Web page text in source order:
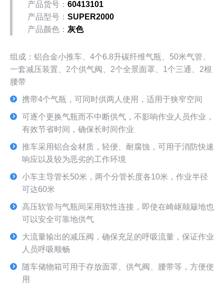
产品货号： 60413101
产品型号： SUPER2000
产品颜色： 灰色
组成：铝合金小推车、4个6.8升碳纤维气瓶、50米气管、
一套减压装置、2个供气阀、2个全景面罩、1个三通、2根
腰带
携带4个气瓶，可同时供两人使用，适用于狭窄空间
可逐个更换气瓶而不中断供气，不影响作业人员作业，
有效节省时间，确保长时间作业
推车采用铝合金材质，轻便、耐腐蚀，可用于消防快速
响应以及较为恶劣的工作环境
小车主导管长50米，两个分管长度各10米，作业半径
可达60米
高压软管与气瓶间采用软性连接，即使在崎岖颠簸地也
可以安全可靠地供气
大流量输出的减压阀，确保充足的呼吸流量，保证作业
人员呼吸顺畅
随车储物箱可用于存放面罩、供气阀、腰带等，方便使
用